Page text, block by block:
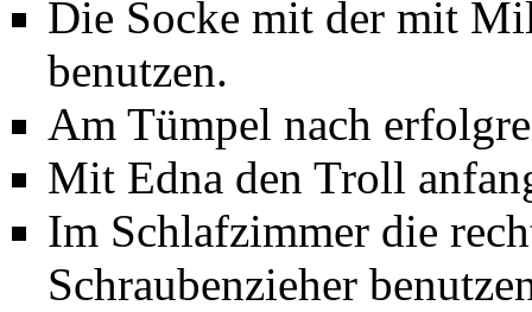
Die Socke mit der mit
benutzen.
Am Tümpel nach
Mit Edna den Troll
Im Schlafzimmer die
Schraubenzieher